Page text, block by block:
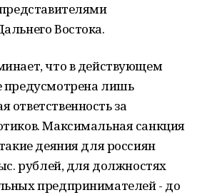
Востока.
что в действующем
предусмотрена лишь
ответственность за
Максимальная санкция
деяния для россиян
рублей, для должностях
предпринимателей - до